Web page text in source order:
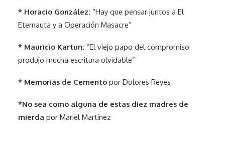
* Horacio González: “Hay que pensar juntos a El
Eternauta y a Operación Masacre”
* Mauricio Kartun: “El viejo papo del compromiso
produjo mucha escritura olvidable”
* Memorias de Cemento por Dolores Reyes
*No sea como alguna de estas diez madres de
mierda por Mariel Martínez